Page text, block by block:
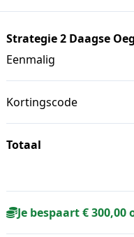
Strategie 2 Daagse
Eenmalig
Kortingscode
Totaal
Je bespaart €